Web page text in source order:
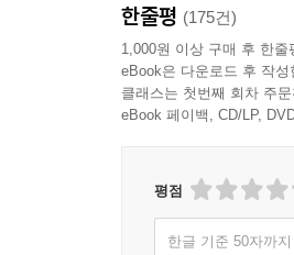
한줄평 (175건)
1,000원 이상 구매 후 한줄
eBook은 다운로드 후 작
클래스는 첫번째 회차 주
eBook 페이백, CD/LP,
평점
한글 기준 50자까